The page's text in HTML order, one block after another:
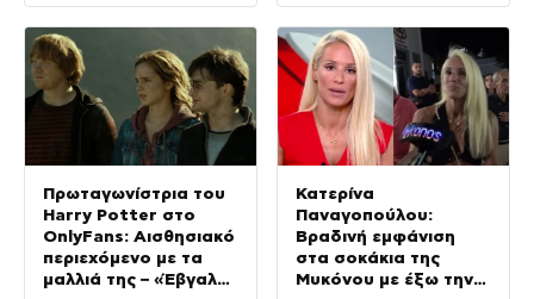
Πρωταγωνίστρια του
Harry Potter στο
OnlyFans: Αισθησιακό
περιεχόμενο με τα
μαλλιά της – «Έβγαλα
Κατερίνα
Παναγοπούλου:
Βραδινή εμφάνιση
στα σοκάκια της
Μυκόνου με έξω την